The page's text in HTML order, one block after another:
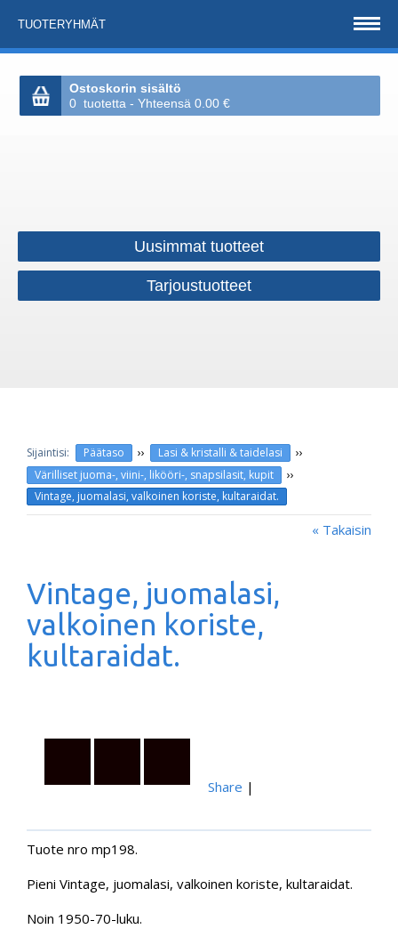
TUOTERYHMÄT
Ostoskorin sisältö
0 tuotetta - Yhteensä 0.00 €
Uusimmat tuotteet
Tarjoustuotteet
Päätaso ›› Lasi & kristalli & taidelasi ››
Värilliset juoma-, viini-, likööri-, snapsilasit, kupit ››
Vintage, juomalasi, valkoinen koriste, kultaraidat.
« Takaisin
Vintage, juomalasi,
valkoinen koriste,
kultaraidat.
Share |
Tuote nro mp198.
Pieni Vintage, juomalasi, valkoinen koriste, kultaraidat.
Noin 1950-70-luku.